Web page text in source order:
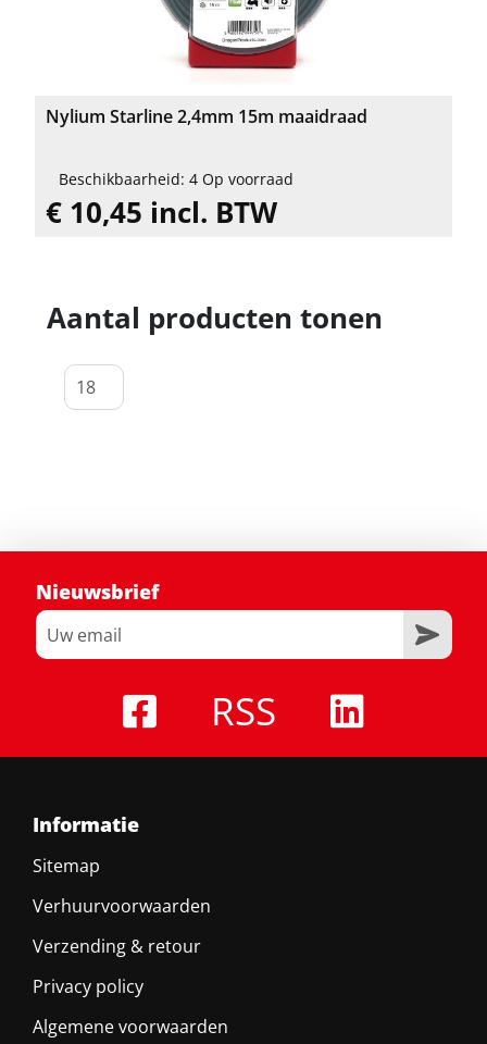
Nylium Starline 2,4mm 15m maaidraad
Beschikbaarheid: 4 Op voorraad
€ 10,45 incl. BTW
Aantal producten tonen
Nieuwsbrief
RSS
Informatie
Sitemap
Verhuurvoorwaarden
Verzending & retour
Privacy policy
Algemene voorwaarden